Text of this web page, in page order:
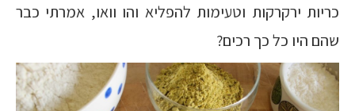
כריות ירקרקות וטעימות להפליא והו וואו, אמרתי כבר
שהם היו כל כך רכים?